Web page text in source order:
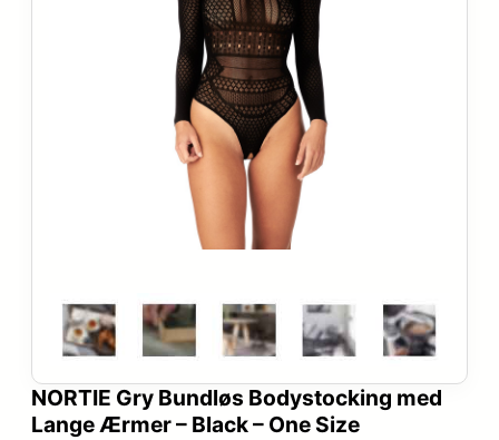
NORTIE Gry Bundløs Bodystocking med
Lange Ærmer – Black – One Size